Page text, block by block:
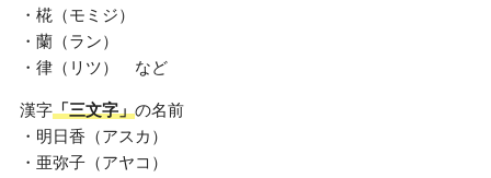
・椛（モミジ）
・蘭（ラン）
・律（リツ） など
漢字「三文字」の名前
・明日香（アスカ）
・亜弥子（アヤコ）